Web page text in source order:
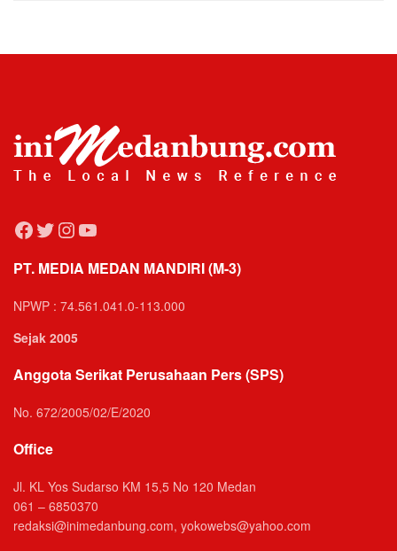
Facebook
Twitter
Instagram
YouTube
PT. MEDIA MEDAN MANDIRI (M-3)
NPWP : 74.561.041.0-113.000
Sejak 2005
Anggota Serikat Perusahaan Pers (SPS)
No. 672/2005/02/E/2020
Office
Jl. KL Yos Sudarso KM 15,5 No 120 Medan
061 – 6850370
redaksi@inimedanbung.com, yokowebs@yahoo.com